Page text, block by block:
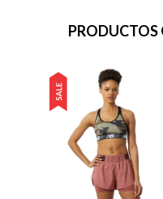
PRODUCTOS